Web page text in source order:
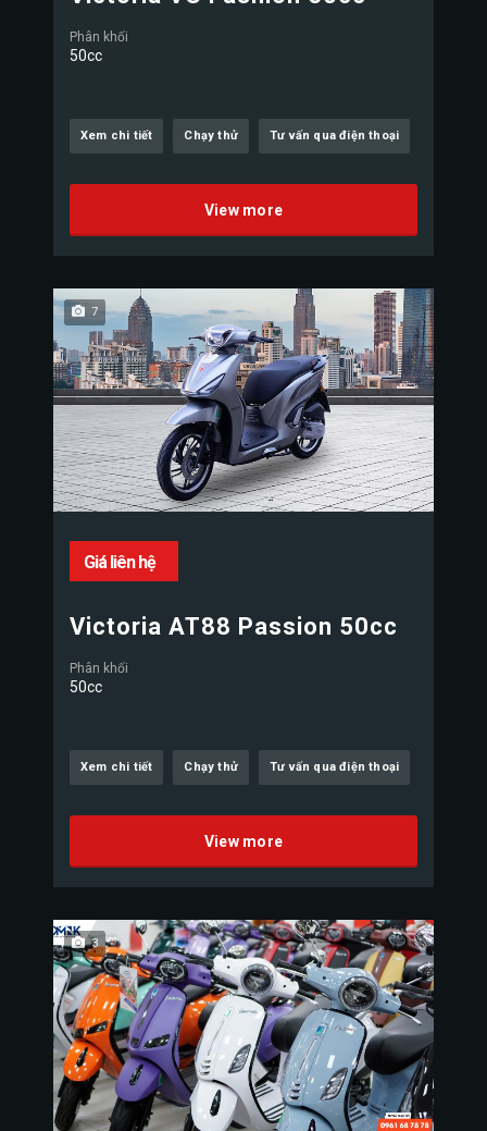
Phân khối
50cc
Xem chi tiết Chạy thử Tư vấn qua điện thoại
View more
7
Giá liên hệ
Victoria AT88 Passion 50cc
Phân khối
50cc
Xem chi tiết Chạy thử Tư vấn qua điện thoại
View more
3